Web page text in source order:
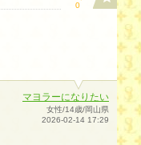
0
マヨラーになりたい
女性/14歳/岡山県
2026-02-14 17:29